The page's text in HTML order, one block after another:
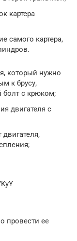
картера
самого картера,
который нужно
к брусу,
болт с крюком;
двигателя с
провести ее